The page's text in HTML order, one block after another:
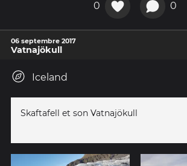
0 0
06 septembre 2017
Vatnajökull
Iceland
Skaftafell et son Vatnajökull